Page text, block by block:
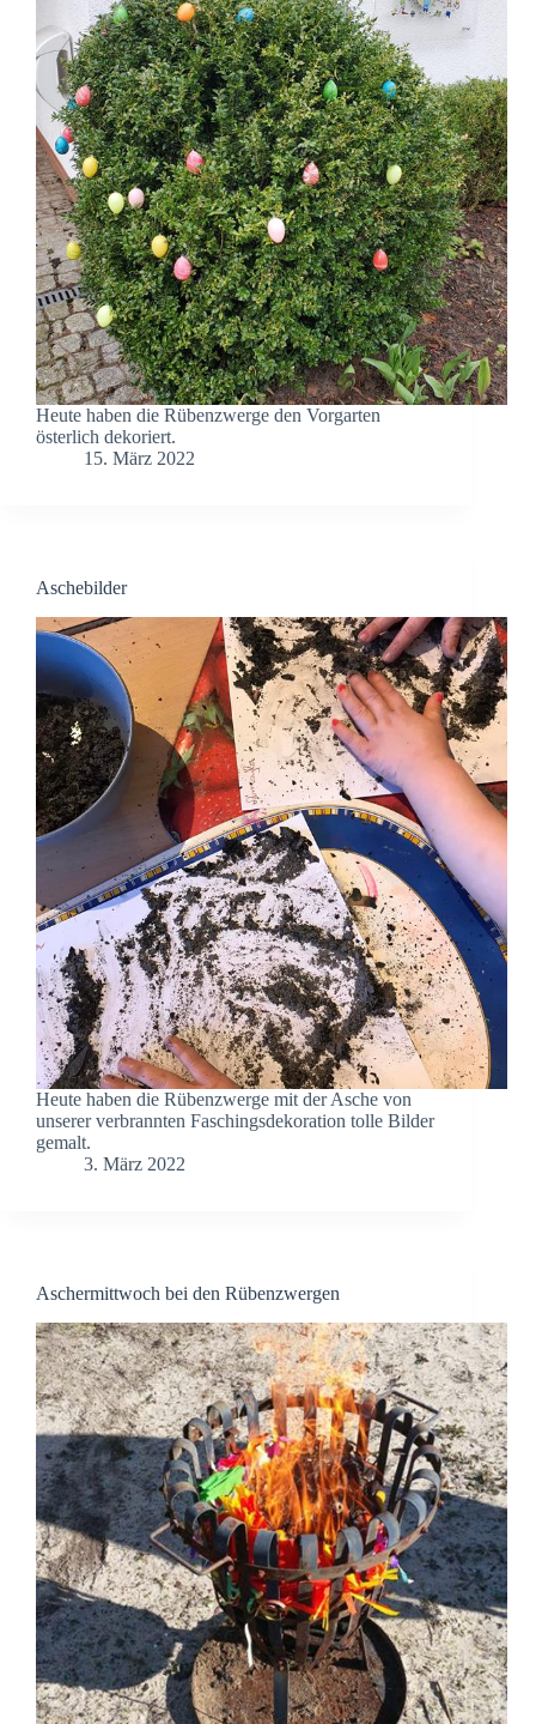
Heute haben die Rübenzwerge den Vorgarten
österlich dekoriert.
15. März 2022
Aschebilder
Heute haben die Rübenzwerge mit der Asche von
unserer verbrannten Faschingsdekoration tolle Bilder
gemalt.
3. März 2022
Aschermittwoch bei den Rübenzwergen